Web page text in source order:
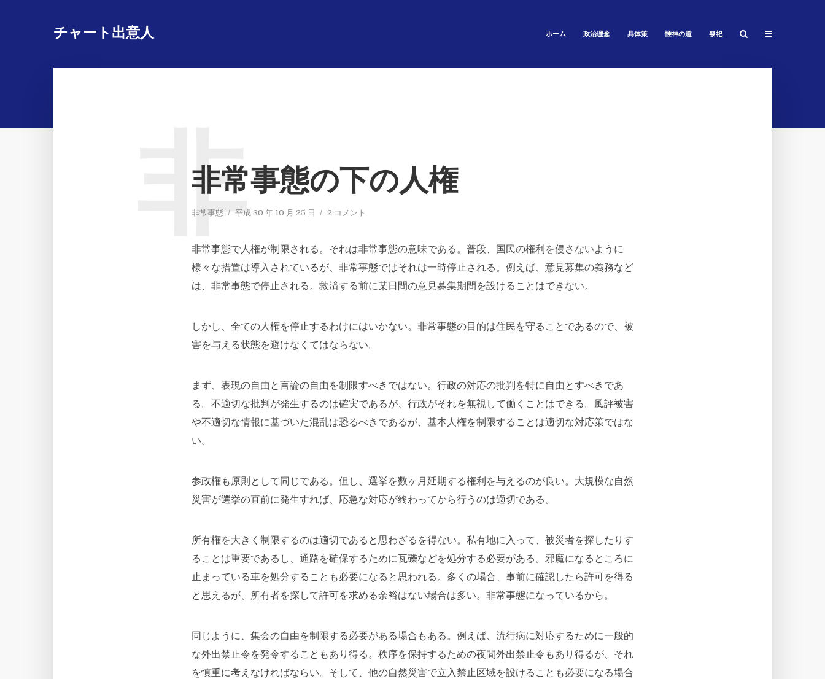
チャート出意人 ホーム 政治理念 具体策 惟神の道 祭祀
非常事態の下の人権
非常事態 平成 30 年 10 月 25 日 2 コメント
非
非常事態で人権が制限される。それは非常事態の意味である。普段、国民の権利を侵さないように
様々な措置は導入されているが、非常事態ではそれは一時停止される。例えば、意見募集の義務など
は、非常事態で停止される。救済する前に某日間の意見募集期間を設けることはできない。
しかし、全ての人権を停止するわけにはいかない。非常事態の目的は住民を守ることであるので、被
害を与える状態を避けなくてはならない。
まず、表現の自由と言論の自由を制限すべきではない。行政の対応の批判を特に自由とすべきであ
る。不適切な批判が発生するのは確実であるが、行政がそれを無視して働くことはできる。風評被害
や不適切な情報に基づいた混乱は恐るべきであるが、基本人権を制限することは適切な対応策ではな
い。
参政権も原則として同じである。但し、選挙を数ヶ月延期する権利を与えるのが良い。大規模な自然
災害が選挙の直前に発生すれば、応急な対応が終わってから行うのは適切である。
所有権を大きく制限するのは適切であると思わざるを得ない。私有地に入って、被災者を探したりす
ることは重要であるし、通路を確保するために瓦礫などを処分する必要がある。邪魔になるところに
止まっている車を処分することも必要になると思われる。多くの場合、事前に確認したら許可を得る
と思えるが、所有者を探して許可を求める余裕はない場合は多い。非常事態になっているから。
同じように、集会の自由を制限する必要がある場合もある。例えば、流行病に対応するために一般的
な外出禁止令を発令することもあり得る。秩序を保持するための夜間外出禁止令もあり得るが、それ
を慎重に考えなければならい。そして、他の自然災害で立入禁止区域を設けることも必要になる場合